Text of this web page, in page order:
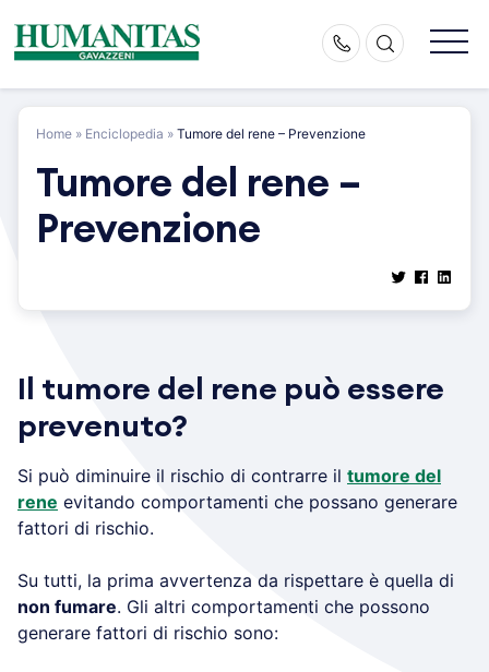
content
Home » Enciclopedia » Tumore del rene – Prevenzione
Tumore del rene –
Prevenzione
Il tumore del rene può essere
prevenuto?
Si può diminuire il rischio di contrarre il tumore del
rene evitando comportamenti che possano generare
fattori di rischio.
Su tutti, la prima avvertenza da rispettare è quella di
non fumare. Gli altri comportamenti che possono
generare fattori di rischio sono: